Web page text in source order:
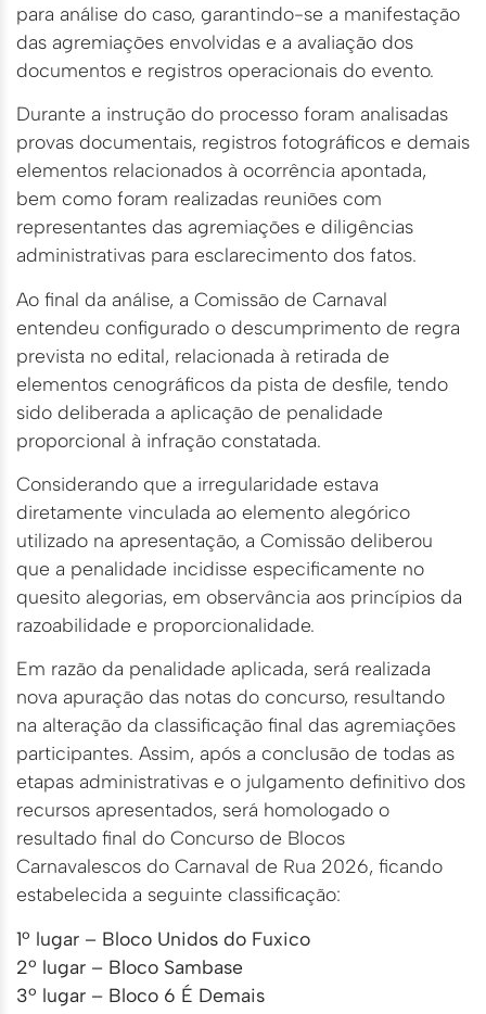
para análise do caso, garantindo-se a manifestação
das agremiações envolvidas e a avaliação dos
documentos e registros operacionais do evento.
Durante a instrução do processo foram analisadas
provas documentais, registros fotográficos e demais
elementos relacionados à ocorrência apontada,
bem como foram realizadas reuniões com
representantes das agremiações e diligências
administrativas para esclarecimento dos fatos.
Ao final da análise, a Comissão de Carnaval
entendeu configurado o descumprimento de regra
prevista no edital, relacionada à retirada de
elementos cenográficos da pista de desfile, tendo
sido deliberada a aplicação de penalidade
proporcional à infração constatada.
Considerando que a irregularidade estava
diretamente vinculada ao elemento alegórico
utilizado na apresentação, a Comissão deliberou
que a penalidade incidisse especificamente no
quesito alegorias, em observância aos princípios da
razoabilidade e proporcionalidade.
Em razão da penalidade aplicada, será realizada
nova apuração das notas do concurso, resultando
na alteração da classificação final das agremiações
participantes. Assim, após a conclusão de todas as
etapas administrativas e o julgamento definitivo dos
recursos apresentados, será homologado o
resultado final do Concurso de Blocos
Carnavalescos do Carnaval de Rua 2026, ficando
estabelecida a seguinte classificação:
1º lugar – Bloco Unidos do Fuxico
2º lugar – Bloco Sambase
3º lugar – Bloco 6 É Demais